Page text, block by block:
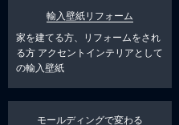
輸入壁紙リフォーム
家を建てる方、リフォームをされ
る方 アクセントインテリアとして
の輸入壁紙
モールディングで変わる